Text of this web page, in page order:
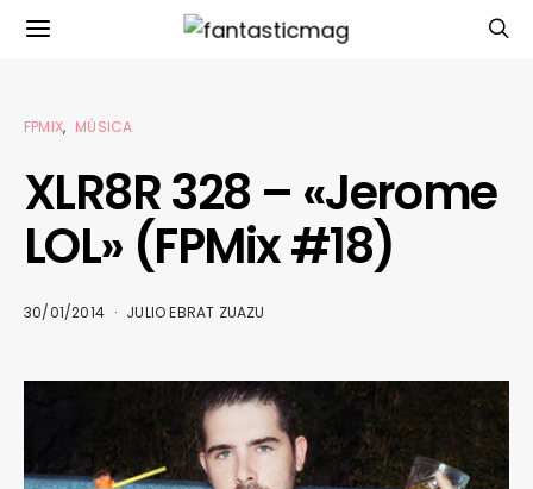
FPMIX MÚSICA
XLR8R 328 – «Jerome
LOL» (FPMix #18)
30/01/2014 JULIO EBRAT ZUAZU